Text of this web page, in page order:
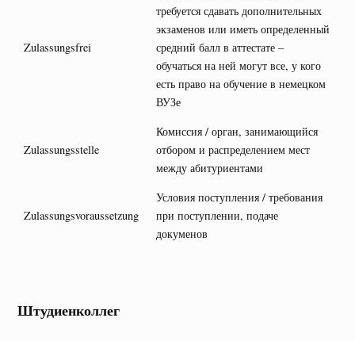
Zulassungsfrei
требуется сдавать дополнительных
экзаменов или иметь определенный
средний балл в аттестате –
обучаться на ней могут все, у кого
есть право на обучение в немецком
ВУЗе
Zulassungsstelle
Комиссия / орган, занимающийся
отбором и распределением мест
между абитуриентами
Zulassungsvoraussetzung
Условия поступления / требования
при поступлении, подаче
докуменов
Штудиенколлег